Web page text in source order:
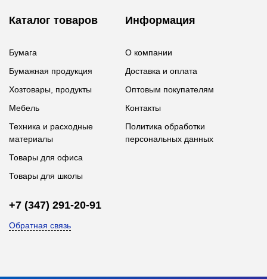
Каталог товаров
Бумага
Бумажная продукция
Хозтовары, продукты
Мебель
Техника и расходные
материалы
Товары для офиса
Товары для школы
Информация
О компании
Доставка и оплата
Оптовым покупателям
Контакты
Политика обработки
персональных данных
+7 (347) 291-20-91
Обратная связь